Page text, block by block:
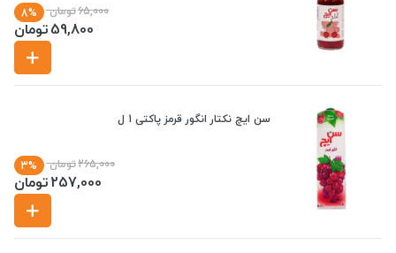
65,000تومان 8%
59,800تومان
سن ایچ نکتار انگور قرمز پاکتی 1 ل
265,000تومان 3%
257,000تومان